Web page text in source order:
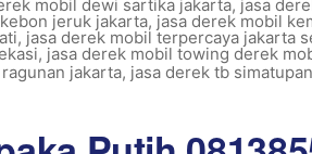
mobil dewi sartika jakarta, jasa
jeruk jakarta, jasa derek mobil
, jasa derek mobil terpercaya jakarta
, jasa derek mobil towing derek
jakarta, jasa derek tb